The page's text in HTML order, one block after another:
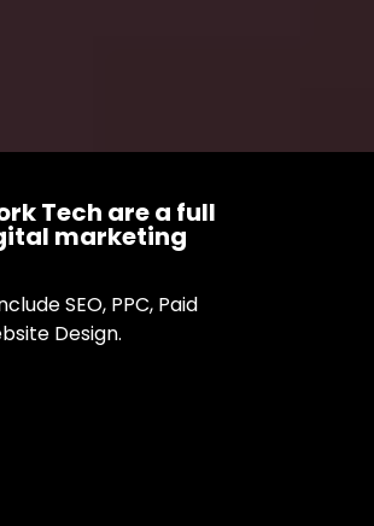
Tech are a full
marketing
SEO, PPC, Paid
Design.